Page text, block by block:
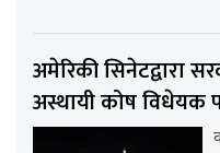
अमेरिकी सिनेटद्वारा
अस्थायी कोष विधेयक